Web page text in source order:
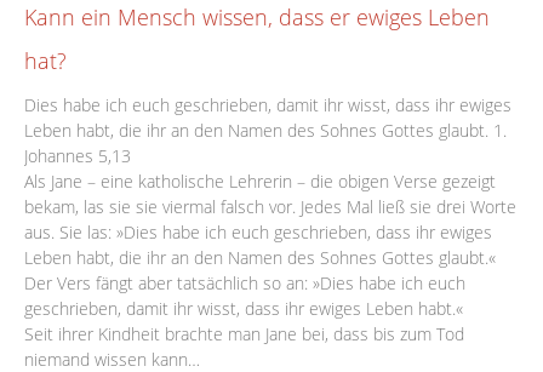
Kann ein Mensch wissen, dass er ewiges Leben
hat?
Dies habe ich euch geschrieben, damit ihr wisst, dass ihr ewiges
Leben habt, die ihr an den Namen des Sohnes Gottes glaubt. 1.
Johannes 5,13
Als Jane – eine katholische Lehrerin – die obigen Verse gezeigt
bekam, las sie sie viermal falsch vor. Jedes Mal ließ sie drei Worte
aus. Sie las: »Dies habe ich euch geschrieben, dass ihr ewiges
Leben habt, die ihr an den Namen des Sohnes Gottes glaubt.«
Der Vers fängt aber tatsächlich so an: »Dies habe ich euch
geschrieben, damit ihr wisst, dass ihr ewiges Leben habt.«
Seit ihrer Kindheit brachte man Jane bei, dass bis zum Tod
niemand wissen kann…